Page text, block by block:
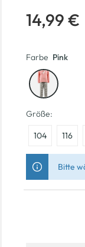
14,99 €
Farbe Pink
Größe:
104 116
Bitte